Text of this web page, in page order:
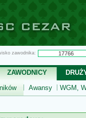
zawodnika:
ZAWODNICY
Awansy WGM,